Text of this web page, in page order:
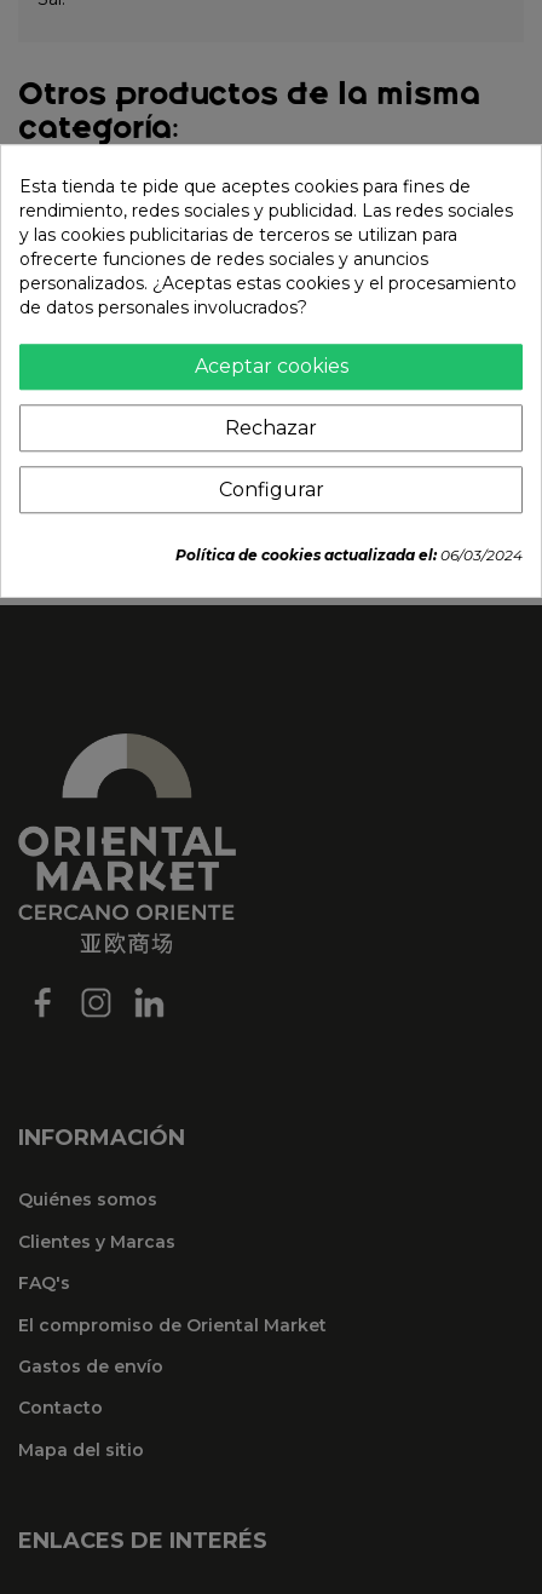
Otros productos de la misma
categoría:
original (MEITO) 16,5g
1,79 €
Galletas de la fortuna
12pcs (SILK ROAD) 70g
3,75 €
INFORMACIÓN
Quiénes somos
Clientes y Marcas
FAQ's
El compromiso de Oriental Market
Gastos de envío
Contacto
Mapa del sitio
ENLACES DE INTERÉS
Esta tienda te pide que aceptes cookies para fines de
rendimiento, redes sociales y publicidad. Las redes sociales
y las cookies publicitarias de terceros se utilizan para
ofrecerte funciones de redes sociales y anuncios
personalizados. ¿Aceptas estas cookies y el procesamiento
de datos personales involucrados?
Aceptar cookies
Rechazar
Configurar
Política de cookies actualizada el:06/03/2024